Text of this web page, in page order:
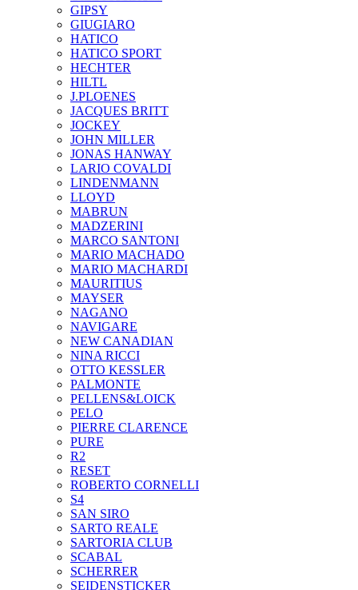
GIPSY
GIUGIARO
HATICO
HATICO SPORT
HECHTER
HILTL
J.PLOENES
JAСQUES BRITT
JOCKEY
JOHN MILLER
JONAS HANWAY
LARIO COVALDI
LINDENMANN
LLOYD
MABRUN
MADZERINI
MARCO SANTONI
MARIO MACHADO
MARIO MACHARDI
MAURITIUS
MAYSER
NAGANO
NAVIGARE
NEW CANADIAN
NINA RICCI
OTTO KESSLER
PALMONTE
PELLENS&LOICK
PELO
PIERRE CLARENCE
PURE
R2
RESET
ROBERTO CORNELLI
S4
SAN SIRO
SARTO REALE
SARTORIA CLUB
SCABAL
SCHERRER
SEIDENSTICKER